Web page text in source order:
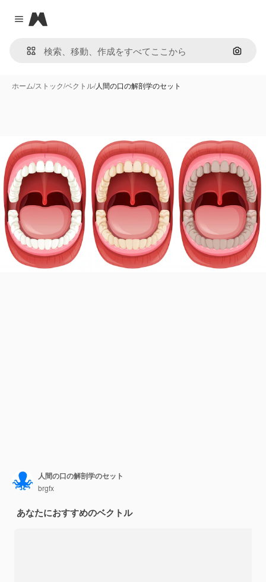
Close menu
Magnific
画像で
ホーム/ストック/ベクトル/人間の口の解剖学のセット
人間の口の解剖学のセット
brgfx
あなたにおすすめのベクトル